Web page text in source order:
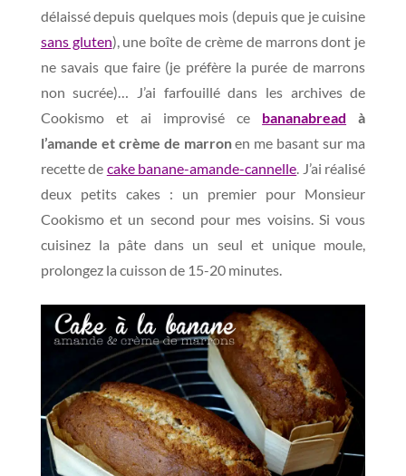
délaissé depuis quelques mois (depuis que je cuisine
sans gluten), une boîte de crème de marrons dont je
ne savais que faire (je préfère la purée de marrons
non sucrée)… J’ai farfouillé dans les archives de
Cookismo et ai improvisé ce bananabread à
l’amande et crème de marronen me basant sur ma
recette de cake banane-amande-cannelle. J’ai réalisé
deux petits cakes : un premier pour Monsieur
Cookismo et un second pour mes voisins. Si vous
cuisinez la pâte dans un seul et unique moule,
prolongez la cuisson de 15-20 minutes.